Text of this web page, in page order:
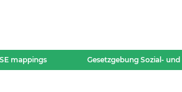
mappings Gesetzgebung Sozial-